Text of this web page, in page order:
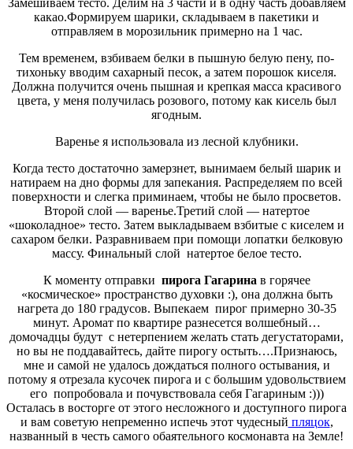
какао.Формируем шарики, складываем в пакетики и
отправляем в морозильник примерно на 1 час.
Тем временем, взбиваем белки в пышную белую пену, по-
тихоньку вводим сахарный песок, а затем порошок киселя.
Должна получится очень пышная и крепкая масса красивого
цвета, у меня получилась розового, потому как кисель был
ягодным.
Варенье я использовала из лесной клубники.
Когда тесто достаточно замерзнет, вынимаем белый шарик и
натираем на дно формы для запекания. Распределяем по всей
поверхности и слегка приминаем, чтобы не было просветов.
Второй слой — варенье.Третий слой — натертое
«шоколадное» тесто. Затем выкладываем взбитые с киселем и
сахаром белки. Разравниваем при помощи лопатки белковую
массу. Финальный слой натертое белое тесто.
К моменту отправки пирога Гагарина в горячее
«космическое» пространство духовки :), она должна быть
нагрета до 180 градусов. Выпекаем пирог примерно 30-35
минут. Аромат по квартире разнесется волшебный…
домочадцы будут с нетерпением желать стать дегустаторами,
но вы не поддавайтесь, дайте пирогу остыть….Признаюсь,
мне и самой не удалось дождаться полного остывания, и
потому я отрезала кусочек пирога и с большим удовольствием
его попробовала и почувствовала себя Гагариным :)))
Осталась в восторге от этого несложного и доступного пирога
и вам советую непременно испечь этот чудесный пляцок,
названный в честь самого обаятельного космонавта на Земле!